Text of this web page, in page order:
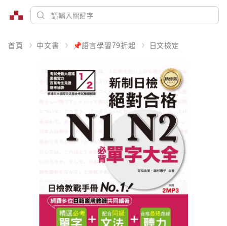
首頁 中文書 📌語言學習79折起 日文檢定